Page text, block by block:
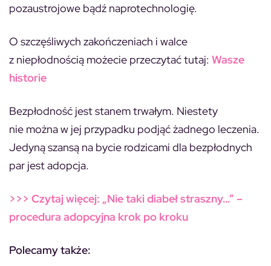
pozaustrojowe bądź naprotechnologię.
O szczęśliwych zakończeniach i walce
z niepłodnością możecie przeczytać tutaj: Wasze
historie
Bezpłodność jest stanem trwałym. Niestety
nie można w jej przypadku podjąć żadnego leczenia.
Jedyną szansą na bycie rodzicami dla bezpłodnych
par jest adopcja.
>>> Czytaj więcej: „Nie taki diabeł straszny…” –
procedura adopcyjna krok po kroku
Polecamy także: